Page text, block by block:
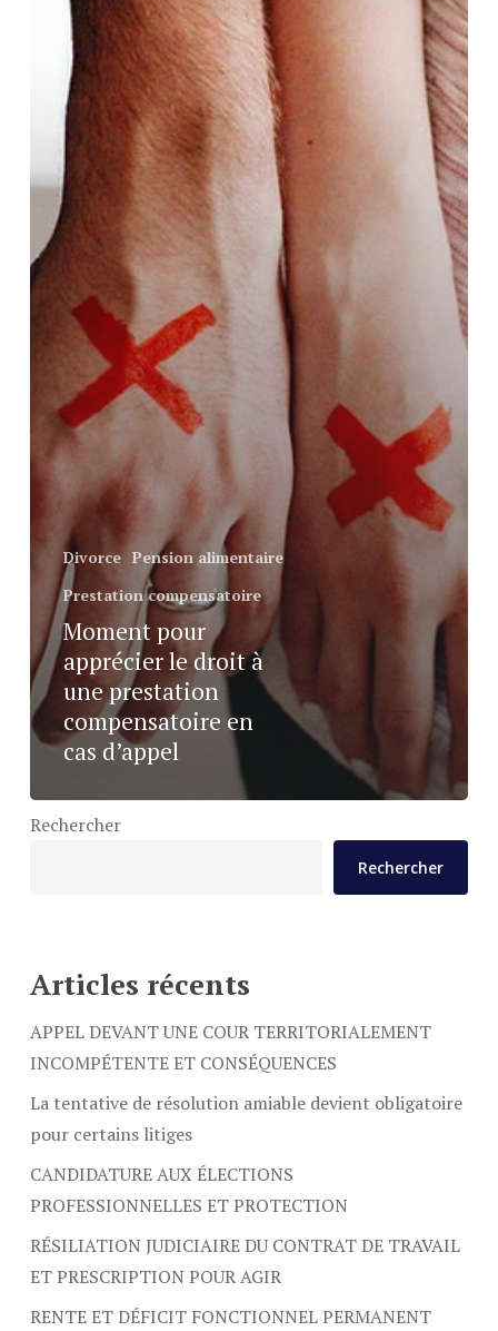
Divorce Pension alimentaire
Prestation compensatoire
Moment pour
apprécier le droit à
une prestation
compensatoire en
cas d’appel
Rechercher
Rechercher
Articles récents
APPEL DEVANT UNE COUR TERRITORIALEMENT
INCOMPÉTENTE ET CONSÉQUENCES
La tentative de résolution amiable devient obligatoire
pour certains litiges
CANDIDATURE AUX ÉLECTIONS
PROFESSIONNELLES ET PROTECTION
RÉSILIATION JUDICIAIRE DU CONTRAT DE TRAVAIL
ET PRESCRIPTION POUR AGIR
RENTE ET DÉFICIT FONCTIONNEL PERMANENT